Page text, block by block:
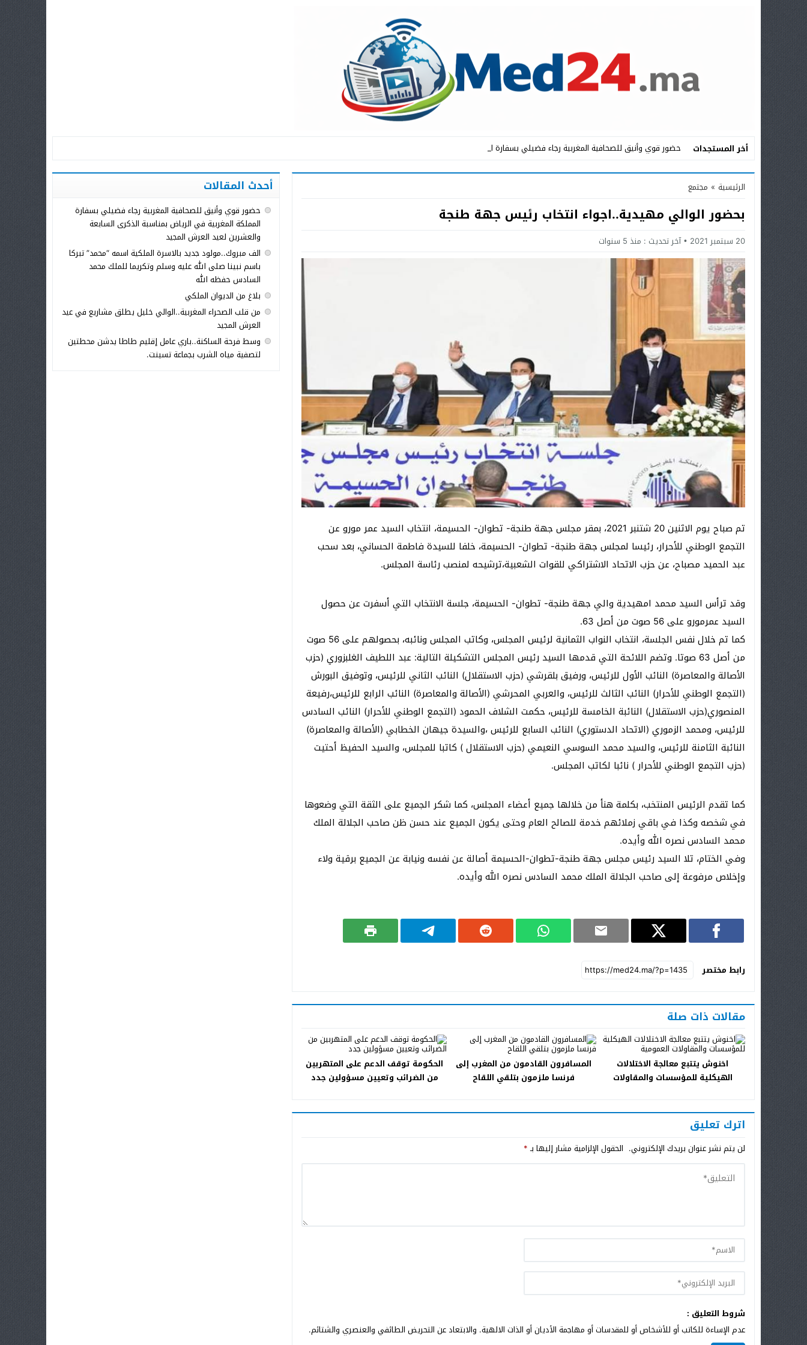
أخر المستجدات
حضور قوي وأنيق للصحافية المغربية رجاء فضيلي بسفارة المملكة _
Stop
Next
الرئيسية » مجتمع
بحضور الوالي مهيدية..اجواء انتخاب رئيس جهة طنجة
20 سبتمبر 2021 آخر تحديث : منذ 5 سنوات
تم صباح يوم الاثنين 20 شتنبر 2021، بمقر مجلس جهة طنجة- تطوان- الحسيمة، انتخاب السيد عمر مورو عن
التجمع الوطني للأحرار، رئيسا لمجلس جهة طنجة- تطوان- الحسيمة، خلفا للسيدة فاطمة الحساني، بعد سحب
عبد الحميد مصباح، عن حزب الاتحاد الاشتراكي للقوات الشعبية،ترشيحه لمنصب رئاسة المجلس.
وقد ترأس السيد محمد امهيدية والي جهة طنجة- تطوان- الحسيمة، جلسة الانتخاب التي أسفرت عن حصول
السيد عمرمورو على 56 صوت من أصل 63.
كما تم خلال نفس الجلسة، انتخاب النواب الثمانية لرئيس المجلس، وكاتب المجلس ونائبه، بحصولهم على 56 صوت
من أصل 63 صوتا. وتضم اللائحة التي قدمها السيد رئيس المجلس التشكيلة التالية: عبد اللطيف الغلبزوري (حزب
الأصالة والمعاصرة) النائب الأول للرئيس، ورفيق بلقرشي (حزب الاستقلال) النائب الثاني للرئيس، وتوفيق البورش
(التجمع الوطني للأحرار) النائب الثالث للرئيس، والعربي المحرشي (الأصالة والمعاصرة) النائب الرابع للرئيس،رفيعة
المنصوري(حزب الاستقلال) النائبة الخامسة للرئيس، حكمت الشلاف الحمود (التجمع الوطني للأحرار) النائب السادس
للرئيس، ومحمد الزموري (الاتحاد الدستوري) النائب السابع للرئيس ،والسيدة جيهان الخطابي (الأصالة والمعاصرة)
النائبة الثامنة للرئيس، والسيد محمد السوسي النعيمي (حزب الاستقلال ) كاتبا للمجلس، والسيد الحفيظ أحتيت
(حزب التجمع الوطني للأحرار ) نائبا لكاتب المجلس.
كما تقدم الرئيس المنتخب، بكلمة هنأ من خلالها جميع أعضاء المجلس، كما شكر الجميع على الثقة التي وضعوها
في شخصه وكذا في باقي زملائهم خدمة للصالح العام وحتى يكون الجميع عند حسن ظن صاحب الجلالة الملك
محمد السادس نصره الله وأيده.
وفي الختام، تلا السيد رئيس مجلس جهة طنجة-تطوان-الحسيمة أصالة عن نفسه ونيابة عن الجميع برقية ولاء
وإخلاص مرفوعة إلى صاحب الجلالة الملك محمد السادس نصره الله وأيده.
رابط مختصر
مقالات ذات صلة
اخنوش يتتبع معالجة الاختلالات
الهيكلية للمؤسسات والمقاولات
المسافرون القادمون من المغرب إلى
فرنسا ملزمون بتلقي اللقاح
الحكومة توقف الدعم على المتهربين
من الضرائب وتعيين مسؤولين جدد
اترك تعليق
لن يتم نشر عنوان بريدك الإلكتروني. الحقول الإلزامية مشار إليها بـ*
شروط التعليق :
عدم الإساءة للكاتب أو للأشخاص أو للمقدسات أو مهاجمة الأديان أو الذات الالهية. والابتعاد عن التحريض الطائفي والعنصري والشتائم.
أحدث المقالات
حضور قوي وأنيق للصحافية المغربية رجاء فضيلي بسفارة
المملكة المغربية في الرياض بمناسبة الذكرى السابعة
والعشرين لعيد العرش المجيد
الف مبروك..مولود جديد بالاسرة الملكية اسمه “محمد” تبركا
باسم نبينا صلى الله عليه وسلم وتكريما للملك محمد
السادس حفظه الله
بلاغ من الديوان الملكي
من قلب الصحراء المغربية..الوالي خليل يطلق مشاريع في عيد
العرش المجيد
وسط فرحة الساكنة..باري عامل إقليم طاطا يدشن محطتين
لتصفية مياه الشرب بجماعة تسينت.